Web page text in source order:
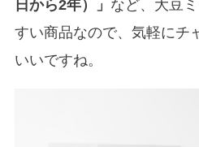
日から2年）」 など、大豆
すい商品なので、気軽にチ
いいですね。